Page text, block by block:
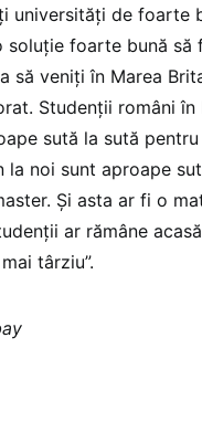
universități de foarte
soluție foarte bună să
să veniți în Marea
Studenții români în
sută la sută
la noi sunt aproape
Și asta ar fi o
ar rămâne
târziu”.